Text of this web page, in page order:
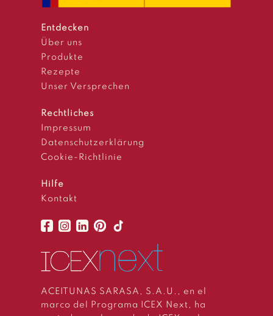
Entdecken
Über uns
Produkte
Rezepte
Unser Versprechen
Rechtliches
Impressum
Datenschutzerklärung
Cookie-Richtlinie
Hilfe
Kontakt
ACEITUNAS SARASA, S.A.U., en el
marco del Programa ICEX Next, ha